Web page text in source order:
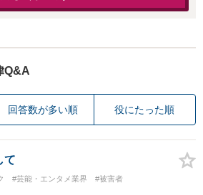
Q&A
回答数が多い順 役にたった順
て
#芸能・エンタメ業界 #被害者